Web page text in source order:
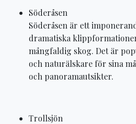
Söderåsen
Söderåsen är ett
dramatiska
mångfaldig skog. Det är
och naturälskare för sina
och panoramautsikter.
Trollsjön